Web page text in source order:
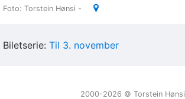
Foto: Torstein Hønsi -
Biletserie: Til 3. november
2000-2026 ©️ Torstein Hønsi